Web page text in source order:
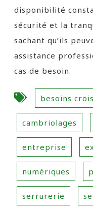
disponibilité
sécurité et la
sachant qu’ils
assistance
cas de besoin.
besoins
cambriolages
entreprise
numériques
serrurerie